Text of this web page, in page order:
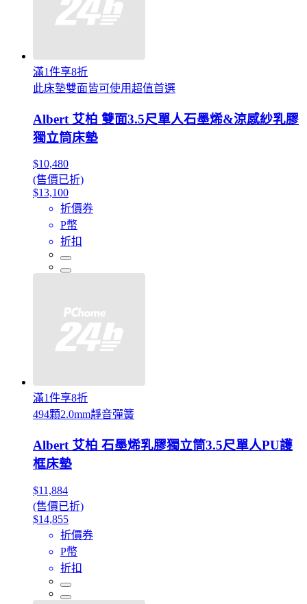
滿1件享8折
此床墊雙面皆可使用超值首選
Albert 艾柏 雙面3.5尺單人石墨烯&涼感紗乳膠
獨立筒床墊
$10,480
(售價已折)
$13,100
折價券
P幣
折扣
滿1件享8折
494顆2.0mm靜音彈簧
Albert 艾柏 石墨烯乳膠獨立筒3.5尺單人PU護
框床墊
$11,884
(售價已折)
$14,855
折價券
P幣
折扣